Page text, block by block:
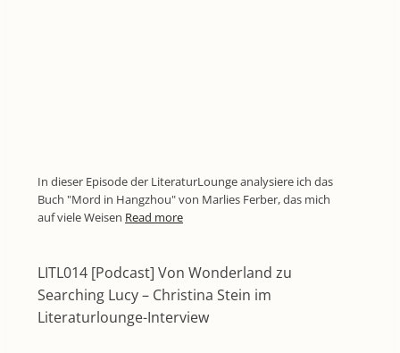
In dieser Episode der LiteraturLounge analysiere ich das
Buch "Mord in Hangzhou" von Marlies Ferber, das mich
auf viele Weisen Read more
LITL014 [Podcast] Von Wonderland zu
Searching Lucy – Christina Stein im
Literaturlounge-Interview